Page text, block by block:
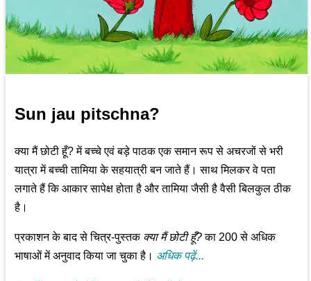
Sun jau pitschna?
क्या मैं छोटी हूँ? में बच्चे एवं बड़े पाठक एक समान रूप से अचरजों से भरी
यात्रा में बच्ची तामिया के सहयात्री बन जाते हैं। साथ मिलकर वे पता
लगाते हैं कि आकार सापेक्ष होता है और तामिया जैसी है वैसी बिलकुल ठीक
है।
प्रकाशन के बाद से चित्र-पुस्तक क्या मैं छोटी हूँ?का 200 से अधिक
भाषाओं में अनुवाद किया जा चुका है। अधिक पढ़ें...